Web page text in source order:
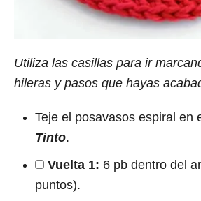
Utiliza las casillas para ir
hileras y pasos que hayas
Teje el posavasos espiral en
Tinto.
Vuelta 1: 6 pb dentro del
puntos).